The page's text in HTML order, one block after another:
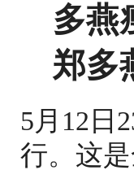
多燕
郑多
5月12日
行。这